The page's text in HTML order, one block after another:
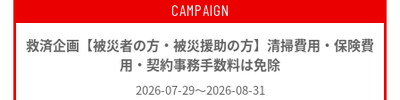
CAMPAIGN
救済企画【被災者の方・被災援助の方】清掃費用・保険費
用・契約事務手数料は免除
2026-07-29～2026-08-31